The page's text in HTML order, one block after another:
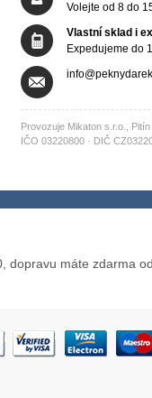
Volejte od 8 do
Vlastní sklad i
Expedujeme do
Provozuje Mikaton s.r.o.,
IČO 03220800 · DIČ
dopravu máte zdarma